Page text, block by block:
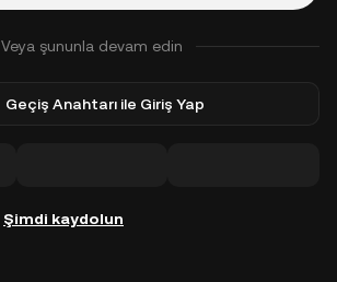
Veya şununla devam edin
Geçiş Anahtarı ile Giriş Yap
Şimdi kaydolun